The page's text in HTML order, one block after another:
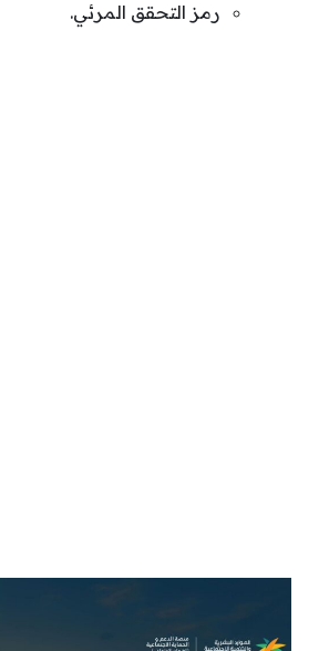
رمز التحقق المرئي.